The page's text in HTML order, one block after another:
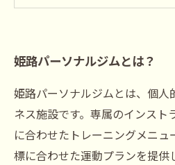
姫路パーソナルジムとは？
姫路パーソナルジムとは、個人
ネス施設です。専属のインスト
に合わせたトレーニングメニュ
標に合わせた運動プランを提供